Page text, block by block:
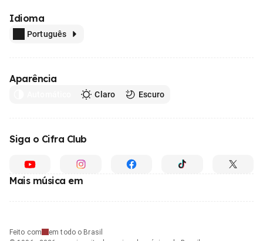
Idioma
Português
Aparência
Claro Escuro
Siga o Cifra Club
Mais música em
Feito com
em todo o Brasil